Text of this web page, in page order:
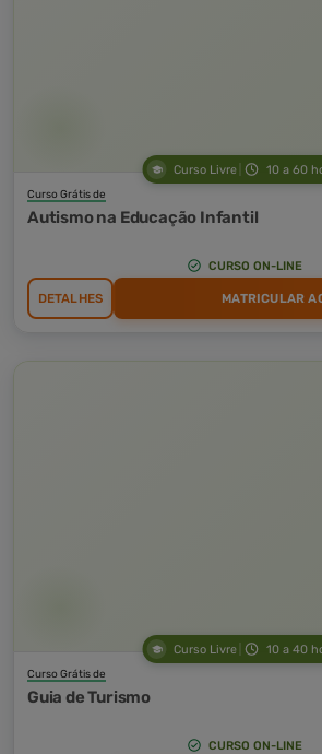
Curso Livre 10 a 60
Curso Grátis de
Autismo na Educação Infantil
CURSO ON-LINE
DETALHES MATRICULAR
Curso Livre 10 a 40
Curso Grátis de
Guia de Turismo
CURSO ON-LINE